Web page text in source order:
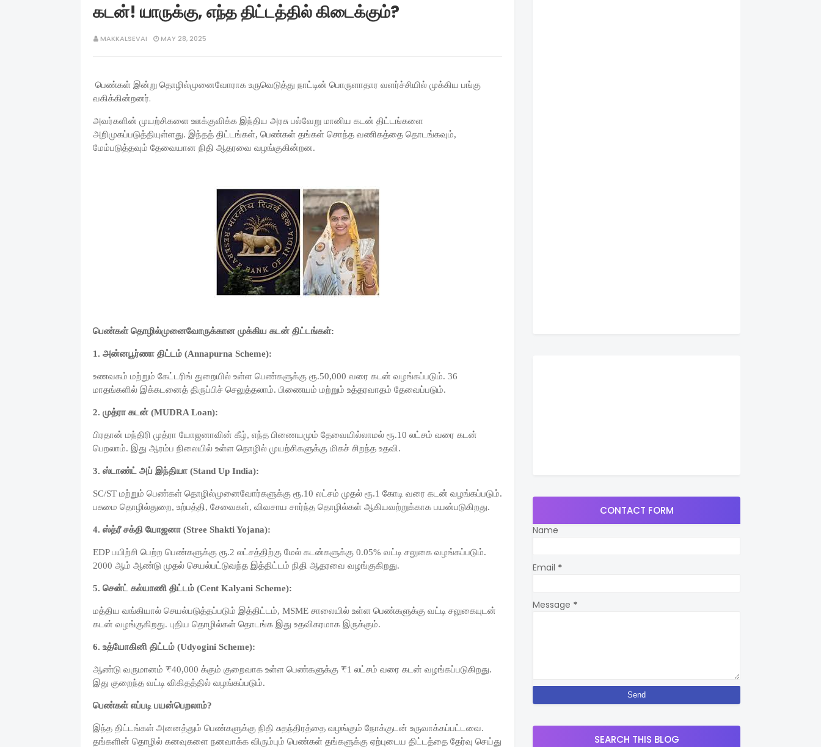
கடன்! யாருக்கு, எந்த திட்டத்தில் கிடைக்கும்?
MAKKALSEVAI MAY 28, 2025
பெண்கள் இன்று தொழில்முனைவோராக உருவெடுத்து நாட்டின் பொருளாதார வளர்ச்சியில் முக்கிய பங்கு
வகிக்கின்றனர்.
அவர்களின் முயற்சிகளை ஊக்குவிக்க இந்திய அரசு பல்வேறு மானிய கடன் திட்டங்களை
அறிமுகப்படுத்தியுள்ளது. இந்தத் திட்டங்கள், பெண்கள் தங்கள் சொந்த வணிகத்தை தொடங்கவும்,
மேம்படுத்தவும் தேவையான நிதி ஆதரவை வழங்குகின்றன.
பெண்கள் தொழில்முனைவோருக்கான முக்கிய கடன் திட்டங்கள்:
1. அன்னபூர்ணா திட்டம் (Annapurna Scheme):
உணவகம் மற்றும் கேட்டரிங் துறையில் உள்ள பெண்களுக்கு ரூ.50,000 வரை கடன் வழங்கப்படும். 36
மாதங்களில் இக்கடனைத் திருப்பிச் செலுத்தலாம். பிணையம் மற்றும் உத்தரவாதம் தேவைப்படும்.
2. முத்ரா கடன் (MUDRA Loan):
பிரதான் மந்திரி முத்ரா யோஜனாவின் கீழ், எந்த பிணையமும் தேவையில்லாமல் ரூ.10 லட்சம் வரை கடன்
பெறலாம். இது ஆரம்ப நிலையில் உள்ள தொழில் முயற்சிகளுக்கு மிகச் சிறந்த உதவி.
3. ஸ்டாண்ட் அப் இந்தியா (Stand Up India):
SC/ST மற்றும் பெண்கள் தொழில்முனைவோர்களுக்கு ரூ.10 லட்சம் முதல் ரூ.1 கோடி வரை கடன் வழங்கப்படும்.
பசுமை தொழில்துறை, உற்பத்தி, சேவைகள், விவசாய சார்ந்த தொழில்கள் ஆகியவற்றுக்காக பயன்படுகிறது.
4. ஸ்த்ரீ சக்தி யோஜனா (Stree Shakti Yojana):
EDP பயிற்சி பெற்ற பெண்களுக்கு ரூ.2 லட்சத்திற்கு மேல் கடன்களுக்கு 0.05% வட்டி சலுகை வழங்கப்படும்.
2000 ஆம் ஆண்டு முதல் செயல்பட்டுவந்த இத்திட்டம் நிதி ஆதரவை வழங்குகிறது.
5. சென்ட் கல்யாணி திட்டம் (Cent Kalyani Scheme):
மத்திய வங்கியால் செயல்படுத்தப்படும் இத்திட்டம், MSME சாலையில் உள்ள பெண்களுக்கு வட்டி சலுகையுடன்
கடன் வழங்குகிறது. புதிய தொழில்கள் தொடங்க இது உதவிகரமாக இருக்கும்.
6. உத்யோகினி திட்டம் (Udyogini Scheme):
ஆண்டு வருமானம் ₹40,000 க்கும் குறைவாக உள்ள பெண்களுக்கு ₹1 லட்சம் வரை கடன் வழங்கப்படுகிறது.
இது குறைந்த வட்டி விகிதத்தில் வழங்கப்படும்.
பெண்கள் எப்படி பயன்பெறலாம்?
இந்த திட்டங்கள் அனைத்தும் பெண்களுக்கு நிதி சுதந்திரத்தை வழங்கும் நோக்குடன் உருவாக்கப்பட்டவை.
தங்களின் தொழில் கனவுகளை நனவாக்க விரும்பும் பெண்கள் தங்களுக்கு ஏற்புடைய திட்டத்தை தேர்வு செய்து
CONTACT FORM
Name
Email *
Message *
SEARCH THIS BLOG